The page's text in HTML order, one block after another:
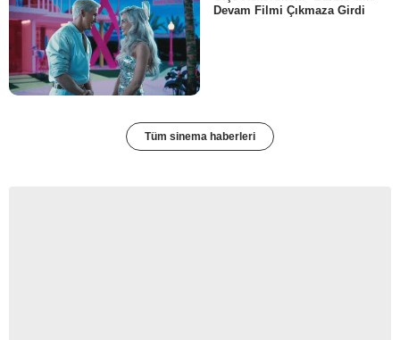
Devam Filmi Çıkmaza Girdi
Tüm sinema haberleri